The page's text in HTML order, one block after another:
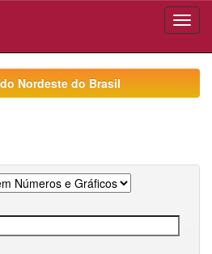
Nordeste do Brasil